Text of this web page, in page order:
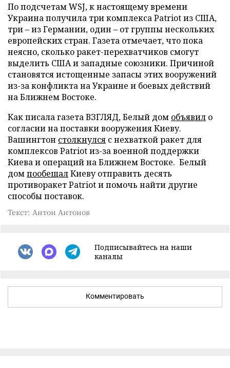
По подсчетам WSJ, к настоящему времени
Украина получила три комплекса Patriot из США,
три – из Германии, один – от группы нескольких
европейских стран. Газета отмечает, что пока
неясно, сколько ракет-перехватчиков смогут
выделить США и западные союзники. Причиной
становятся истощенные запасы этих вооружений
из-за конфликта на Украине и боевых действий
на Ближнем Востоке.
Как писала газета ВЗГЛЯД, Белый дом объявил о
согласии на поставки вооружения Киеву.
Вашингтон столкнулся с нехваткой ракет для
комплексов Patriot из-за военной поддержки
Киева и операций на Ближнем Востоке. Белый
домпообещалКиеву отправить десять
противоракет Patriot и помочь найти другие
способы поставок.
Текст: Антон Антонов
Подписывайтесь на наши
каналы
Комментировать